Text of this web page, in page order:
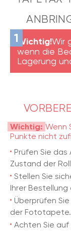
Wichtig!Wir
wenn die
Lagerung
Wichtig: Wenn
Punkte nicht
Prüfen Sie
Zustand der
Stellen Sie
Ihrer
Überprüfen
der Fototapete.
Achten Sie